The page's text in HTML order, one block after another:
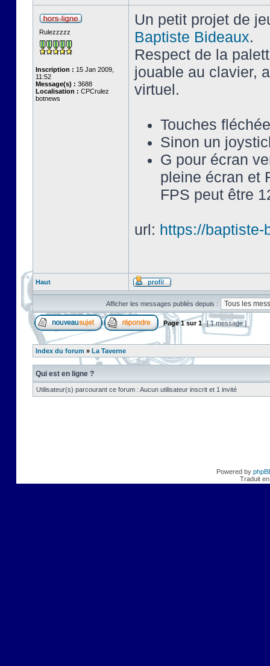
Rulezzzzz
Inscription : 15 Jan 2009,
11:52
Message(s) : 3688
Localisation : CPCrulez
botnews
Un petit projet de
Baptiste Bideaux.
Respect de la
jouable au clavier,
virtuel.
Touches
Sinon un
G pour écran
pleine écran et
FPS peut être
url: https://
Haut
Afficher les messages publiés depuis :
Page1sur1 [ 1 message ]
Index du forum » La Taverne
Qui est en ligne ?
Utilisateur(s) parcourant ce forum : Aucun utilisateur inscrit et 1 invité
Powered by
Traduit